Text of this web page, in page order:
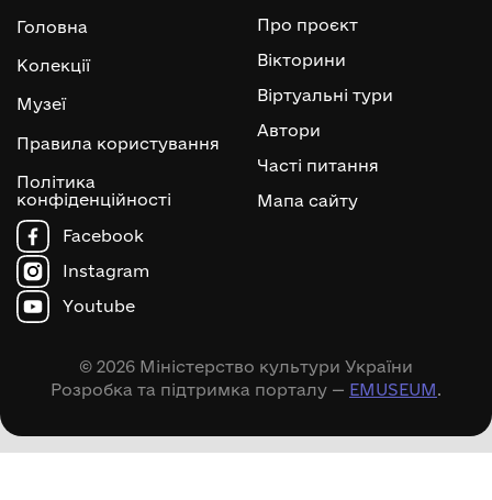
Головна
Колекції
Музеї
Правила користування
Політика
конфіденційності
Про проєкт
Вікторини
Віртуальні тури
Автори
Часті питання
Мапа сайту
Facebook
Instagram
Youtube
© 2026 Міністерство культури України
Розробка та підтримка порталу — EMUSEUM.